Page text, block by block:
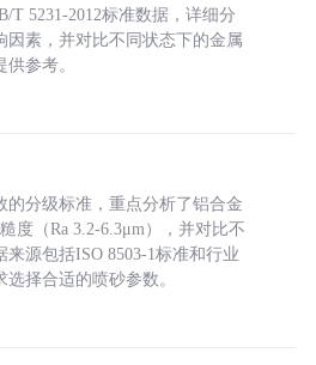
T 5231-2012标准数据，详细分
因素，并对比不同状态下的金属
参考。
的分级标准，重点分析了铝合金
度（Ra 3.2-6.3μm），并对比不
来源包括ISO 8503-1标准和行业
择合适的喷砂参数。